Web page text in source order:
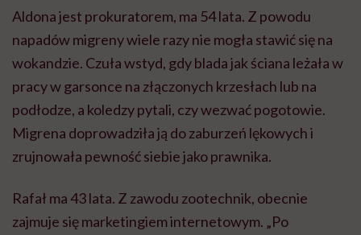
Aldona jest prokuratorem, ma 54 lata. Z powodu
napadów migreny wiele razy nie mogła stawić się na
wokandzie. Czuła wstyd, gdy blada jak ściana leżała w
pracy w garsonce na złączonych krzesłach lub na
podłodze, a koledzy pytali, czy wezwać pogotowie.
Migrena doprowadziła ją do zaburzeń lękowych i
zrujnowała pewność siebie jako prawnika.
Rafał ma 43 lata. Z zawodu zootechnik, obecnie
zajmuje się marketingiem internetowym. „Po